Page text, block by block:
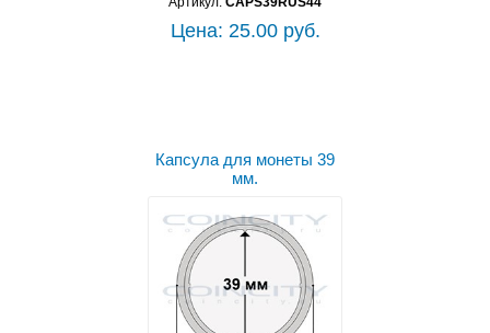
Цена: 25.00 руб.
Капсула для монеты 39
мм.